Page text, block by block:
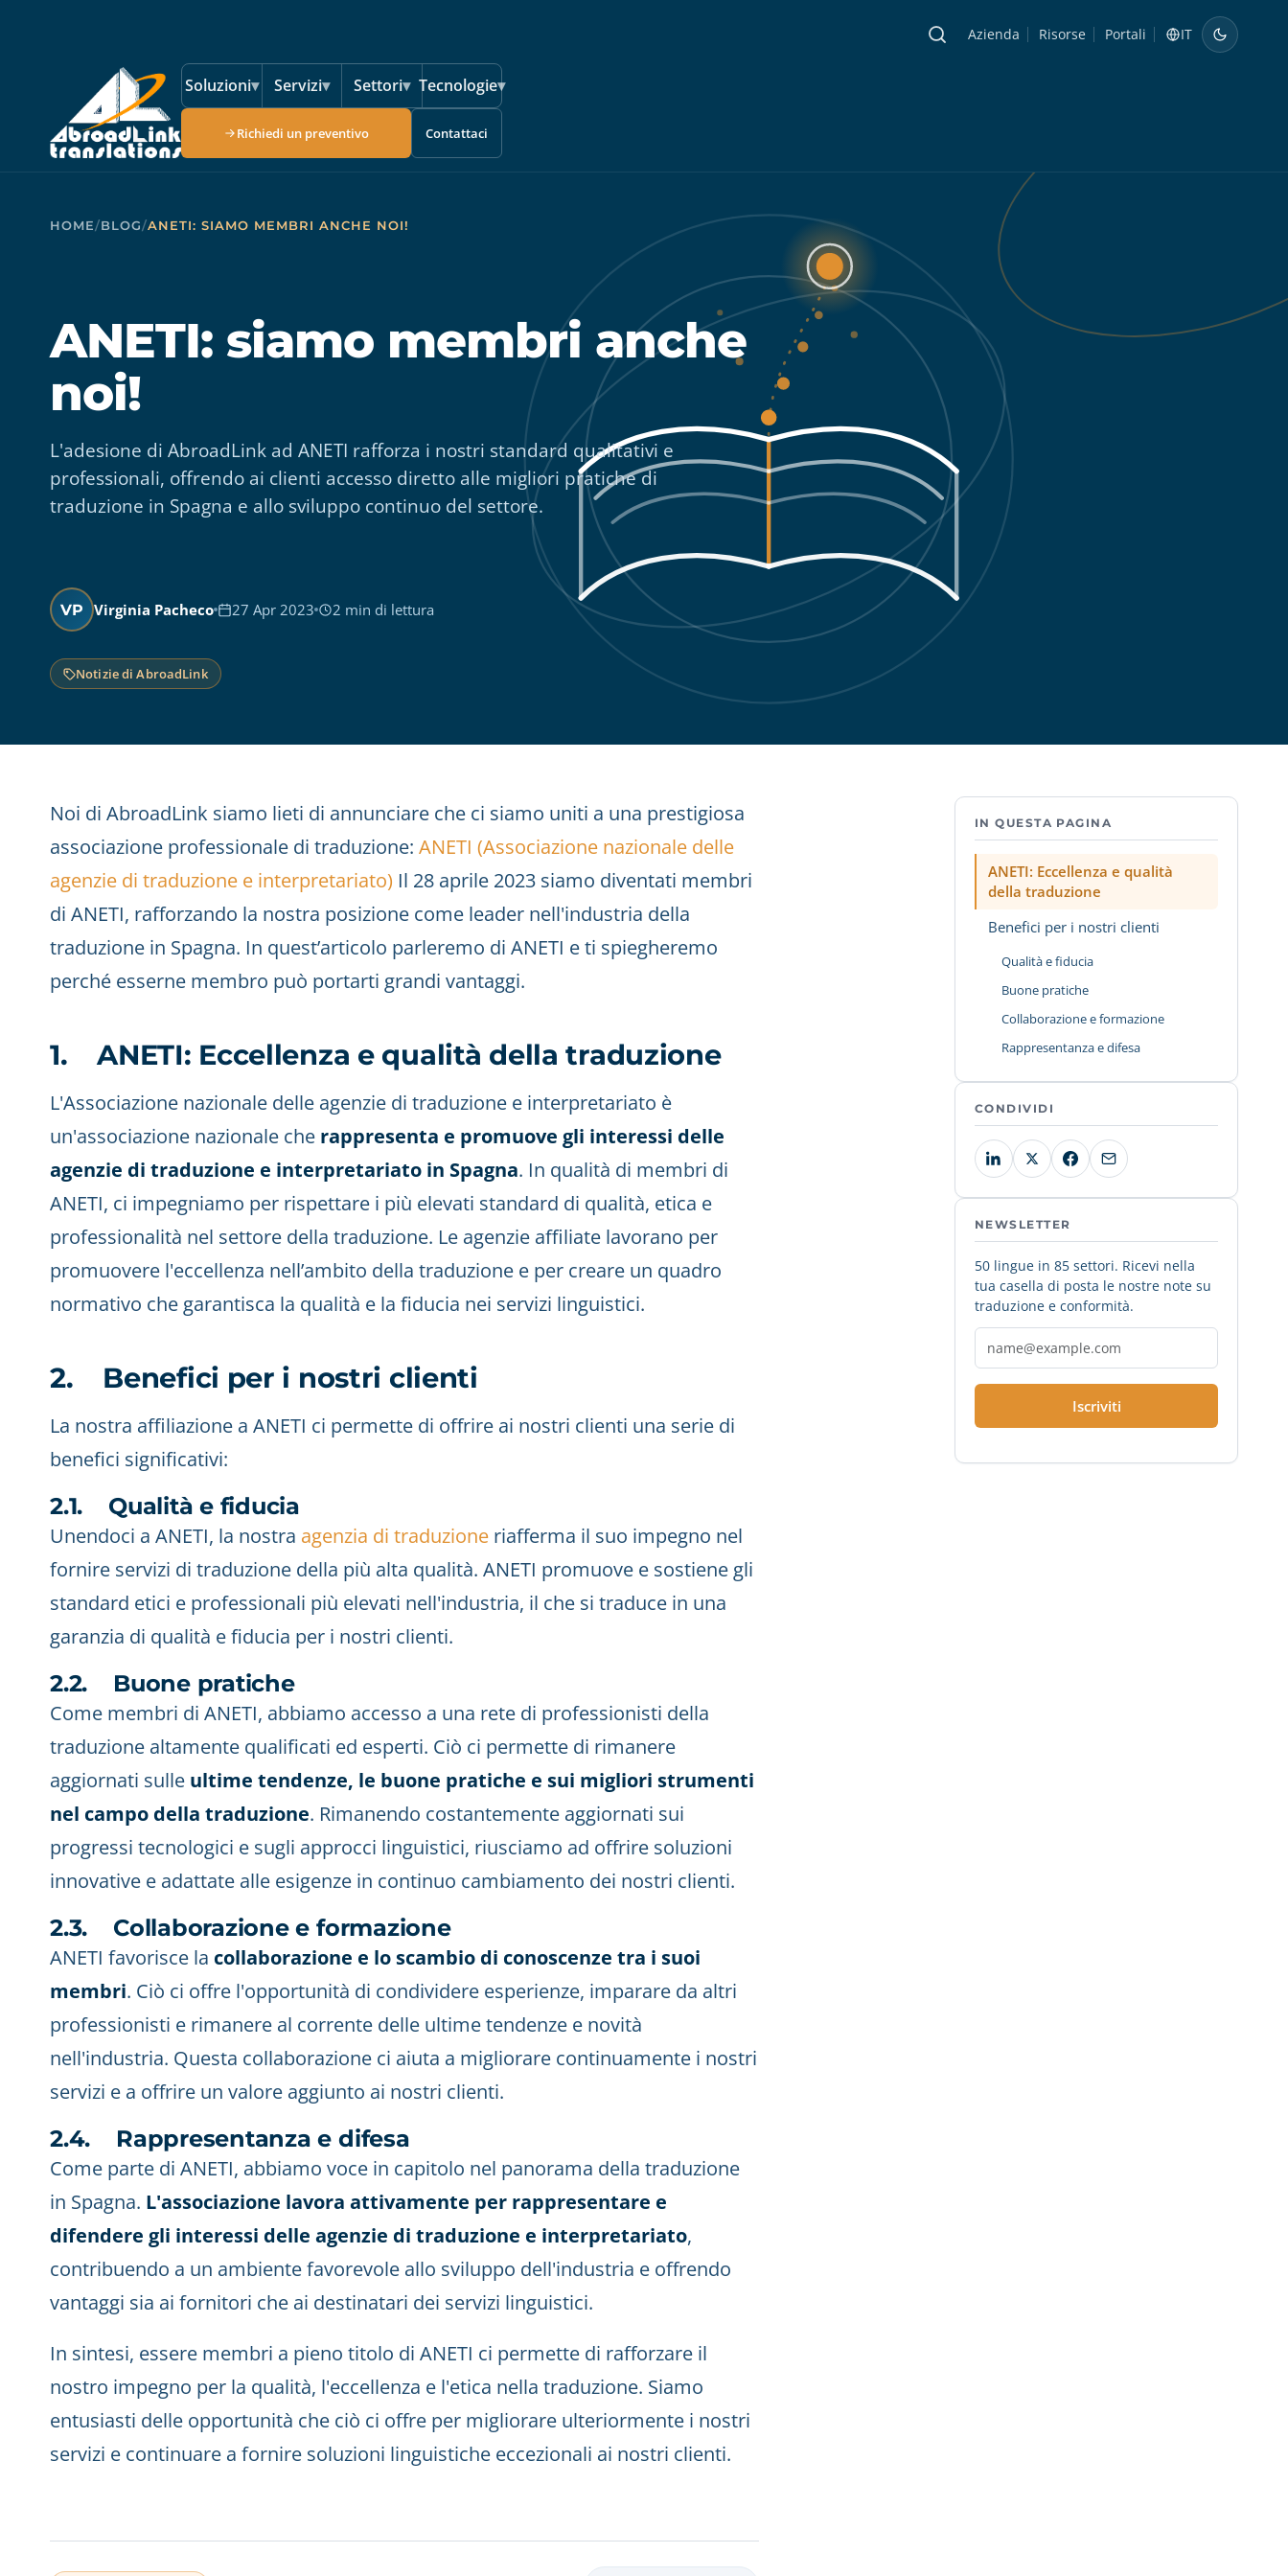
Azienda Risorse Portali IT
Soluzioni▾ Servizi▾ Settori▾ Tecnologie▾
Richiedi un preventivo Contattaci
HOME/BLOG/ANETI: SIAMO MEMBRI ANCHE NOI!
ANETI: siamo membri anche
noi!
L'adesione di AbroadLink ad ANETI rafforza i nostri standard qualitativi e
professionali, offrendo ai clienti accesso diretto alle migliori pratiche di
traduzione in Spagna e allo sviluppo continuo del settore.
VP Virginia Pacheco 27 Apr 2023 2 min di lettura
Notizie di AbroadLink
Noi di AbroadLink siamo lieti di annunciare che ci siamo uniti a una prestigiosa
associazione professionale di traduzione: ANETI (Associazione nazionale delle
agenzie di traduzione e interpretariato) Il 28 aprile 2023 siamo diventati membri
di ANETI, rafforzando la nostra posizione come leader nell'industria della
traduzione in Spagna. In quest’articolo parleremo di ANETI e ti spiegheremo
perché esserne membro può portarti grandi vantaggi.
1. ANETI: Eccellenza e qualità della traduzione
L'Associazione nazionale delle agenzie di traduzione e interpretariato è
un'associazione nazionale che rappresenta e promuove gli interessi delle
agenzie di traduzione e interpretariato in Spagna. In qualità di membri di
ANETI, ci impegniamo per rispettare i più elevati standard di qualità, etica e
professionalità nel settore della traduzione. Le agenzie affiliate lavorano per
promuovere l'eccellenza nell’ambito della traduzione e per creare un quadro
normativo che garantisca la qualità e la fiducia nei servizi linguistici.
2. Benefici per i nostri clienti
La nostra affiliazione a ANETI ci permette di offrire ai nostri clienti una serie di
benefici significativi:
2.1. Qualità e fiducia
Unendoci a ANETI, la nostra agenzia di traduzione riafferma il suo impegno nel
fornire servizi di traduzione della più alta qualità. ANETI promuove e sostiene gli
standard etici e professionali più elevati nell'industria, il che si traduce in una
garanzia di qualità e fiducia per i nostri clienti.
2.2. Buone pratiche
Come membri di ANETI, abbiamo accesso a una rete di professionisti della
traduzione altamente qualificati ed esperti. Ciò ci permette di rimanere
aggiornati sulle ultime tendenze, le buone pratiche e sui migliori strumenti
nel campo della traduzione. Rimanendo costantemente aggiornati sui
progressi tecnologici e sugli approcci linguistici, riusciamo ad offrire soluzioni
innovative e adattate alle esigenze in continuo cambiamento dei nostri clienti.
2.3. Collaborazione e formazione
ANETI favorisce la collaborazione e lo scambio di conoscenze tra i suoi
membri. Ciò ci offre l'opportunità di condividere esperienze, imparare da altri
professionisti e rimanere al corrente delle ultime tendenze e novità
nell'industria. Questa collaborazione ci aiuta a migliorare continuamente i nostri
servizi e a offrire un valore aggiunto ai nostri clienti.
2.4. Rappresentanza e difesa
Come parte di ANETI, abbiamo voce in capitolo nel panorama della traduzione
in Spagna. L'associazione lavora attivamente per rappresentare e
difendere gli interessi delle agenzie di traduzione e interpretariato,
contribuendo a un ambiente favorevole allo sviluppo dell'industria e offrendo
vantaggi sia ai fornitori che ai destinatari dei servizi linguistici.
In sintesi, essere membri a pieno titolo di ANETI ci permette di rafforzare il
nostro impegno per la qualità, l'eccellenza e l'etica nella traduzione. Siamo
entusiasti delle opportunità che ciò ci offre per migliorare ulteriormente i nostri
servizi e continuare a fornire soluzioni linguistiche eccezionali ai nostri clienti.
IN QUESTA PAGINA
ANETI: Eccellenza e qualità
della traduzione
Benefici per i nostri clienti
Qualità e fiducia
Buone pratiche
Collaborazione e formazione
Rappresentanza e difesa
CONDIVIDI
NEWSLETTER
50 lingue in 85 settori. Ricevi nella
tua casella di posta le nostre note su
traduzione e conformità.
Iscriviti